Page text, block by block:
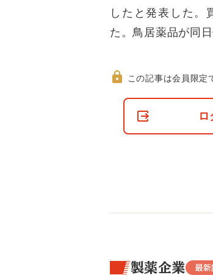
したと発表した。
た。鳥居薬品が同
て
この記事は会員限定
製薬企業 最新